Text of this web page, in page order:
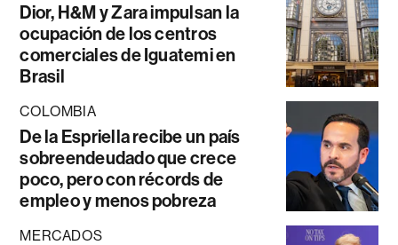
Dior, H&M y Zara impulsan la
ocupación de los centros
comerciales de Iguatemi en
Brasil
COLOMBIA
De la Espriella recibe un país
sobreendeudado que crece
poco, pero con récords de
empleo y menos pobreza
MERCADOS